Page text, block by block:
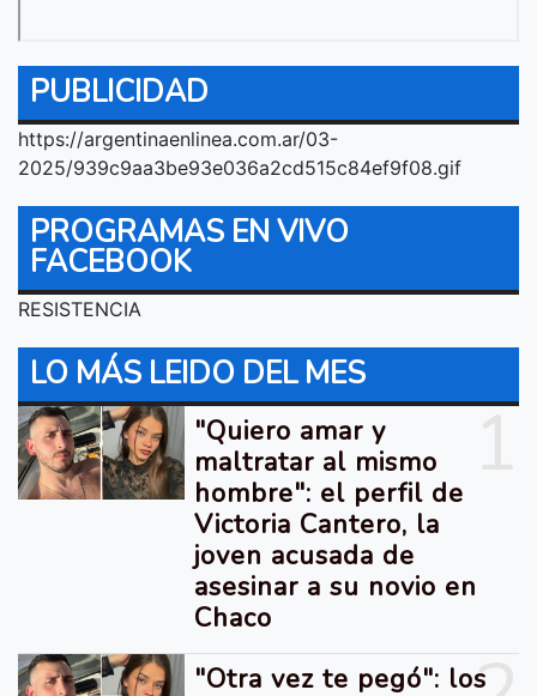
PUBLICIDAD
https://argentinaenlinea.com.ar/03-
2025/939c9aa3be93e036a2cd515c84ef9f08.gif
PROGRAMAS EN VIVO
FACEBOOK
RESISTENCIA
LO MÁS LEIDO DEL MES
"Quiero amar y
maltratar al mismo
hombre": el perfil de
Victoria Cantero, la
joven acusada de
asesinar a su novio en
Chaco
"Otra vez te pegó": los